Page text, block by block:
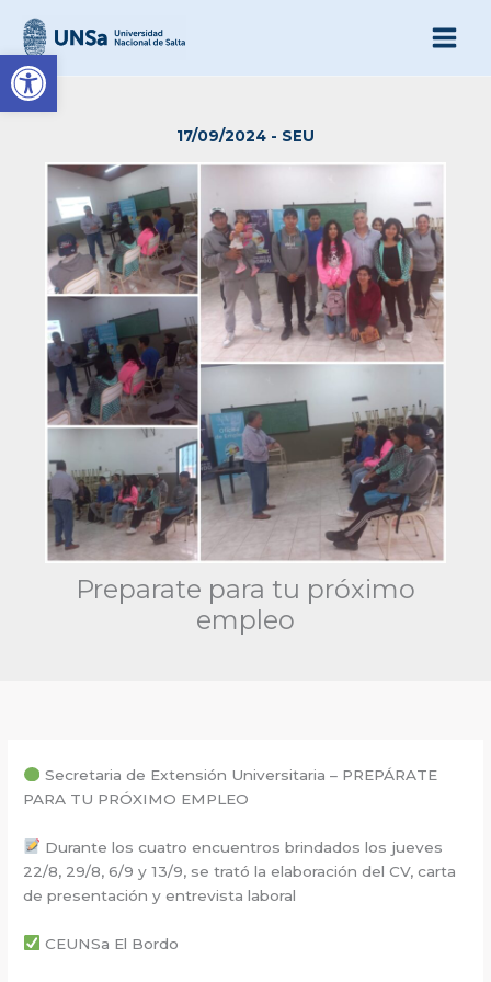
Abrir barra de
contenido
17/09/2024 - SEU
Preparate para tu próximo
empleo
Secretaria de Extensión Universitaria – PREPÁRATE
PARA TU PRÓXIMO EMPLEO
Durante los cuatro encuentros brindados los jueves
22/8, 29/8, 6/9 y 13/9, se trató la elaboración del CV, carta
de presentación y entrevista laboral
CEUNSa El Bordo